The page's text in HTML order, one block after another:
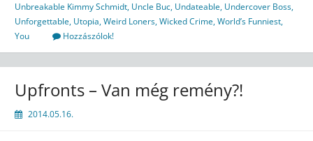
Unbreakable Kimmy Schmidt, Uncle Buc, Undateable, Undercover Boss,
Unforgettable, Utopia,Weird Loners,Wicked Crime,World’s Funniest,
You
Hozzászólok!
Upfronts – Van még remény?!
2014.05.16.